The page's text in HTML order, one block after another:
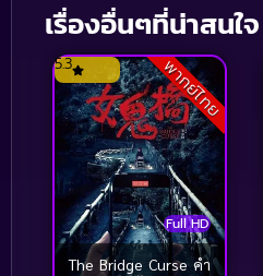
เรื่องอื่นๆที่น่าสนใจ
พากย์ไทย
Full HD
5.3
The Bridge Curse คำ